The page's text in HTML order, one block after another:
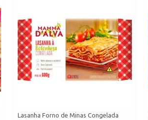
Lasanha Forno de Minas Congelada